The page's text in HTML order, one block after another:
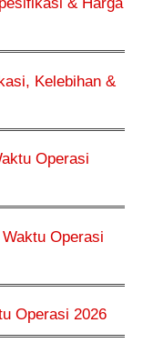
Kelebihan &
Operasi
Operasi
Operasi 2026